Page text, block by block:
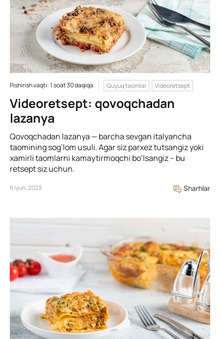
Pishirish vaqti: 1 soat 30 daqiqa Quyuq taomlar Videoretsept
Videoretsept: qovoqchadan
lazanya
Qovoqchadan lazanya — barcha sevgan italyancha
taomining sog’lom usuli. Agar siz parxez tutsangiz yoki
xamirli taomlarni kamaytirmoqchi bo’lsangiz – bu
retsept siz uchun.
6 Iyun, 2023 Sharhlar